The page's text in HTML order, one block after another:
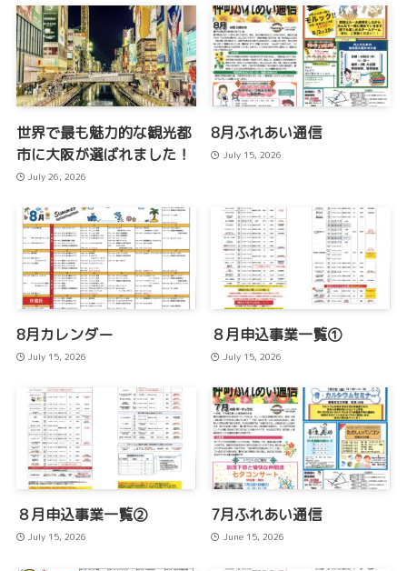
世界で最も魅力的な観光都
市に大阪が選ばれました！
July 26, 2026
8月ふれあい通信
July 15, 2026
8月カレンダー
July 15, 2026
８月申込事業一覧①
July 15, 2026
８月申込事業一覧②
July 15, 2026
7月ふれあい通信
June 15, 2026